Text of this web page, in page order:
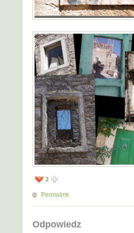
3
Permalink
Odpowiedz